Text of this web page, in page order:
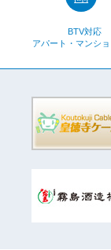
BTV対応
アパート・マンシ